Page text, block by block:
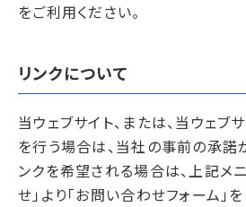
をご利用ください。
リンクについて
当ウェブサイト、または、当ウェブ
を行う場合は、当社の事前の承諾
ンクを希望される場合は、上記メ
せ」より「お問い合わせフォーム」